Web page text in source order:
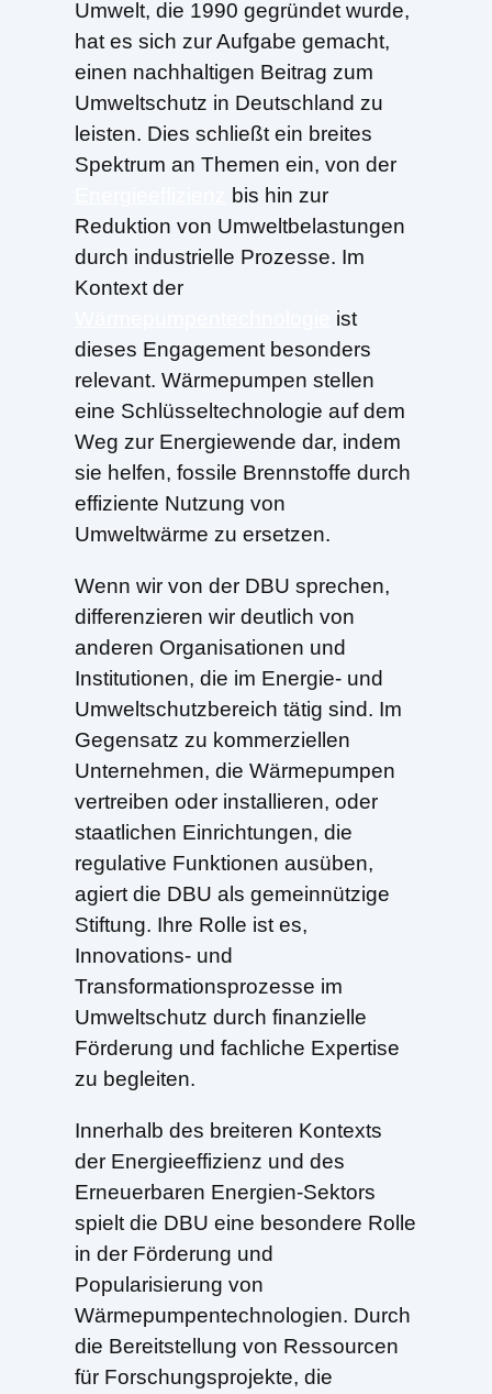
Umwelt, die 1990 gegründet wurde,
hat es sich zur Aufgabe gemacht,
einen nachhaltigen Beitrag zum
Umweltschutz in Deutschland zu
leisten. Dies schließt ein breites
Spektrum an Themen ein, von der
bis hin zur
Reduktion von Umweltbelastungen
durch industrielle Prozesse. Im
Kontext der
ist
dieses Engagement besonders
relevant. Wärmepumpen stellen
eine Schlüsseltechnologie auf dem
Weg zur Energiewende dar, indem
sie helfen, fossile Brennstoffe durch
effiziente Nutzung von
Umweltwärme zu ersetzen.
Wenn wir von der DBU sprechen,
differenzieren wir deutlich von
anderen Organisationen und
Institutionen, die im Energie- und
Umweltschutzbereich tätig sind. Im
Gegensatz zu kommerziellen
Unternehmen, die Wärmepumpen
vertreiben oder installieren, oder
staatlichen Einrichtungen, die
regulative Funktionen ausüben,
agiert die DBU als gemeinnützige
Stiftung. Ihre Rolle ist es,
Innovations- und
Transformationsprozesse im
Umweltschutz durch finanzielle
Förderung und fachliche Expertise
zu begleiten.
Innerhalb des breiteren Kontexts
der Energieeffizienz und des
Erneuerbaren Energien-Sektors
spielt die DBU eine besondere Rolle
in der Förderung und
Popularisierung von
Wärmepumpentechnologien. Durch
die Bereitstellung von Ressourcen
für Forschungsprojekte, die